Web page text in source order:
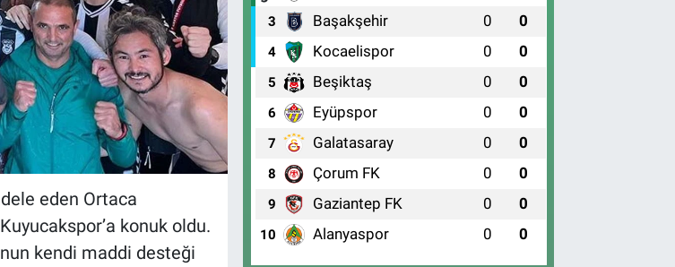
eden Ortaca
konuk oldu.
kendi maddi desteği
3 Başakşehir 0 0
4 Kocaelispor 0 0
5 Beşiktaş 0 0
6 Eyüpspor 0 0
7 Galatasaray 0 0
8 Çorum FK 0 0
9 Gaziantep FK 0 0
10 Alanyaspor 0 0